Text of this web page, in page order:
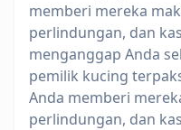
memberi mereka
perlindungan, dan
menganggap Anda
pemilik kucing
Anda memberi
perlindungan, dan